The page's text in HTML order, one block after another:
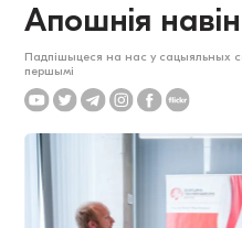
Апошнія
Падпішыцеся на нас у сацыяльных
першымі